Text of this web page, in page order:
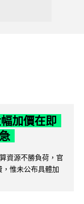
加價在即
資源不勝負荷，官
惟未公布具體加